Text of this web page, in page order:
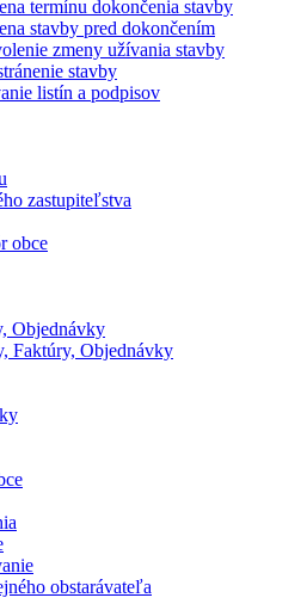
termínu dokončenia stavby
stavby pred dokončením
zmeny užívania stavby
stavby
listín a podpisov
zastupiteľstva
obce
Objednávky
Faktúry, Objednávky
obstarávateľa